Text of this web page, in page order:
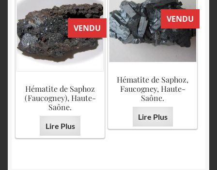
VENDU
Hématite de Saphoz,
Faucogney, Haute-
Saône.
Lire Plus
VENDU
Hématite de Saphoz
(Faucogney), Haute-
Saône.
Lire Plus